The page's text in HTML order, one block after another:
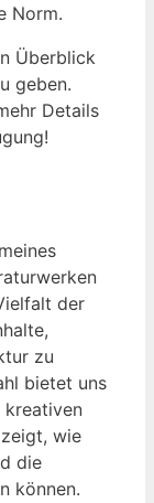
Norm.
Überblick
geben.
Details
der
zu
bietet uns
kreativen
wie
die
können.